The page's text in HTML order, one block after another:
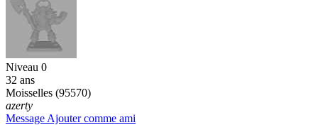
Niveau 0
32 ans
Moisselles (95570)
azerty
Message Ajouter comme ami